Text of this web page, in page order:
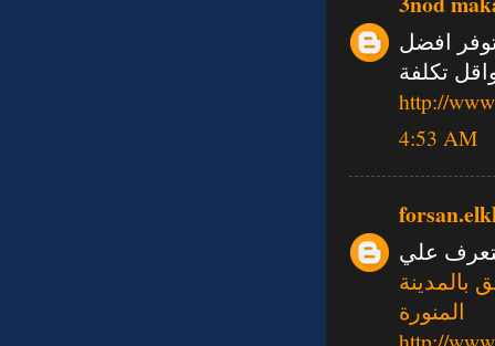
افضل
تكلفة
http://
4:53 AM
علي
المنورة